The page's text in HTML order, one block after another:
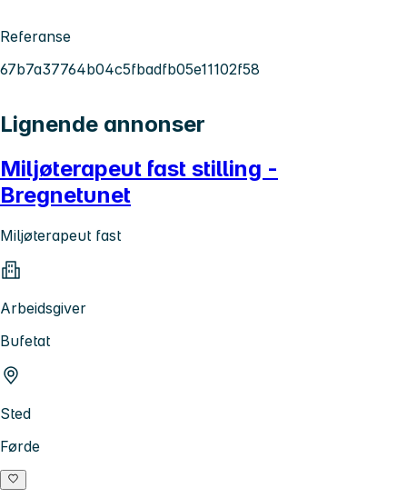
Referanse
67b7a37764b04c5fbadfb05e11102f58
Lignende annonser
Miljøterapeut fast stilling -
Bregnetunet
Miljøterapeut fast
Arbeidsgiver
Bufetat
Sted
Førde